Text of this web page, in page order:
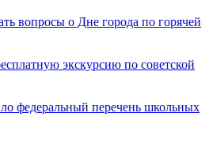
вопросы о Дне города по горячей
экскурсию по советской
федеральный перечень школьных